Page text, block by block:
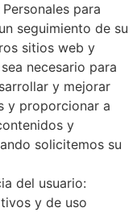
para
seguimiento de su
sitios web y
necesario para
y mejorar
y proporcionar a
y
solicitemos su
del usuario:
y de uso